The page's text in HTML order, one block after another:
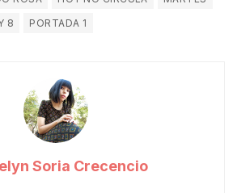
8 PORTADA 1
Soria Crecencio